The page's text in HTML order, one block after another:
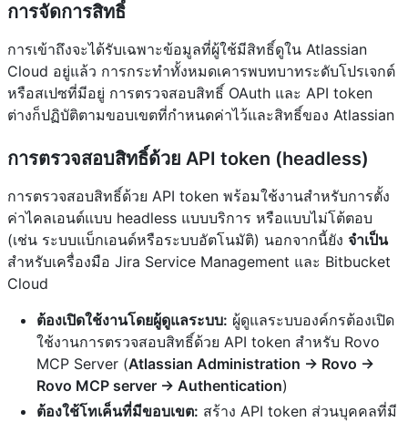
การจัดการสิทธิ์
การเข้าถึงจะได้รับเฉพาะข้อมูลที่ผู้ใช้มีสิทธิ์ดูใน Atlassian
Cloud อยู่แล้ว การกระทำทั้งหมดเคารพบทบาทระดับโปรเจกต์
หรือสเปซที่มีอยู่ การตรวจสอบสิทธิ์ OAuth และ API token
ต่างก็ปฏิบัติตามขอบเขตที่กำหนดค่าไว้และสิทธิ์ของ Atlassian
การตรวจสอบสิทธิ์ด้วย API token (headless)
การตรวจสอบสิทธิ์ด้วย API token พร้อมใช้งานสำหรับการตั้ง
ค่าไคลเอนต์แบบ headless แบบบริการ หรือแบบไม่โต้ตอบ
(เช่น ระบบแบ็กเอนด์หรือระบบอัตโนมัติ) นอกจากนี้ยัง จำเป็น
สำหรับเครื่องมือ Jira Service Management และ Bitbucket
Cloud
ต้องเปิดใช้งานโดยผู้ดูแลระบบ: ผู้ดูแลระบบองค์กรต้องเปิด
ใช้งานการตรวจสอบสิทธิ์ด้วย API token สำหรับ Rovo
MCP Server (Atlassian Administration → Rovo →
Rovo MCP server → Authentication)
ต้องใช้โทเค็นที่มีขอบเขต: สร้าง API token ส่วนบุคคลที่มี